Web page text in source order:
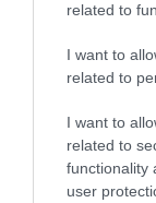
related to
I want to
related to
I want to
related to
functionality
user
Ψηφοφορία: 4.1